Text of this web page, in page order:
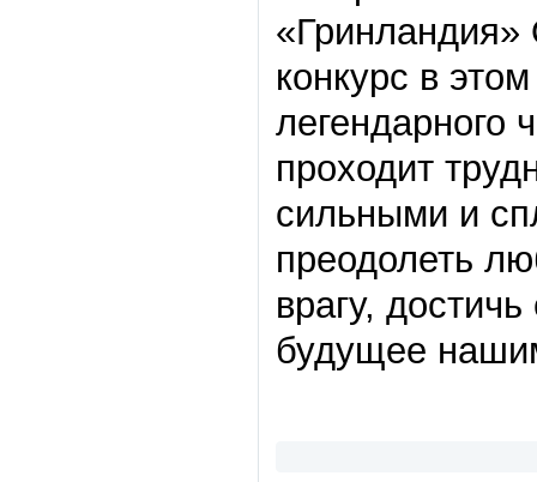
«Гринландия»
конкурс в
легендарного
проходит
сильными и
преодолеть
врагу,
будущее